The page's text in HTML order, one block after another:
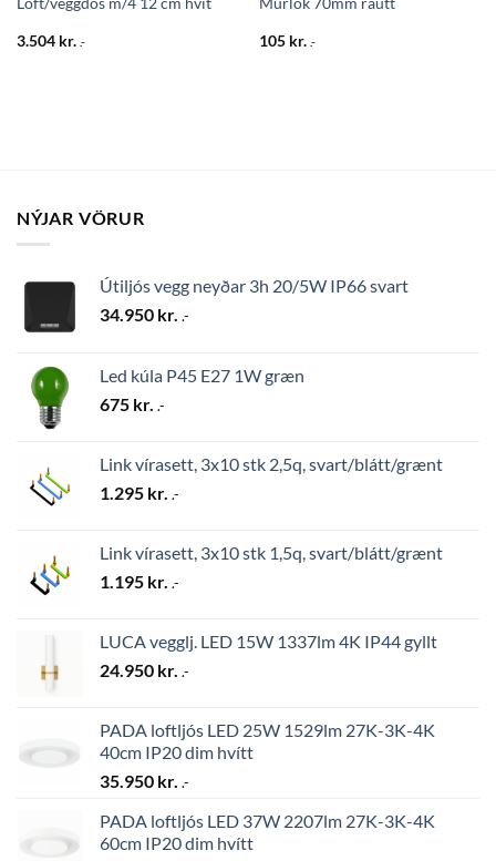
3.504 kr. .- 105 kr. .-
NÝJAR VÖRUR
Útiljós vegg neyðar 3h 20/5W IP66 svart
34.950 kr. .-
Led kúla P45 E27 1W græn
675 kr. .-
Link vírasett, 3x10 stk 2,5q, svart/blátt/grænt
1.295 kr. .-
Link vírasett, 3x10 stk 1,5q, svart/blátt/grænt
1.195 kr. .-
LUCA vegglj. LED 15W 1337lm 4K IP44 gyllt
24.950 kr. .-
PADA loftljós LED 25W 1529lm 27K-3K-4K
40cm IP20 dim hvítt
35.950 kr. .-
PADA loftljós LED 37W 2207lm 27K-3K-4K
60cm IP20 dim hvítt